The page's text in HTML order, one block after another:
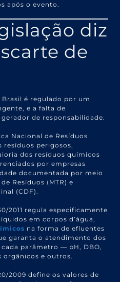
após o evento.
diz
de
Brasil é regulado por um
e a falta de
de responsabilidade.
Nacional de Resíduos
resíduos perigosos,
dos resíduos químicos
por empresas
documentada por meio
Resíduos (MTR) e
(CDF).
2011 regula especificamente
em corpos d’água,
na forma de efluentes
garanta o atendimento dos
parâmetro — pH, DBO,
orgânicos e outros.
2009 define os valores de